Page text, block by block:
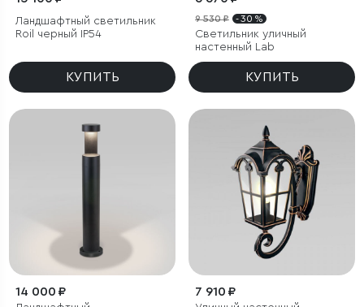
Ландшафтный светильник
Roil черный IP54
КУПИТЬ
9 530 ₽ - 30 %
Светильник уличный
настенный Lab
КУПИТЬ
14 000 ₽ 7 910 ₽